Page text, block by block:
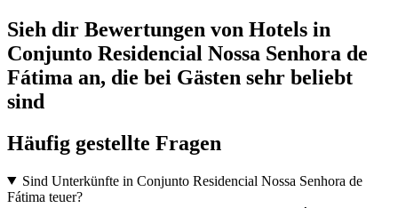
Sieh dir Bewertungen von Hotels in
Conjunto Residencial Nossa Senhora de
Fátima an, die bei Gästen sehr beliebt
sind
Häufig gestellte Fragen
Sind Unterkünfte in Conjunto Residencial Nossa Senhora de
Fátima teuer?